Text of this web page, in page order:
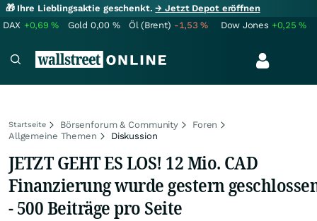
🎁 Ihre Lieblingsaktie geschenkt.→ Jetzt Depot eröffnen
DAX +0,69% Gold 0,00 % Öl (Brent) -1,53% Dow Jones +0,25%
Startseite Börsenforum & Community
Foren
Allgemeine Themen
Diskussion
JETZT GEHT ES LOS! 12 Mio. CAD
Finanzierung wurde gestern
- 500 Beiträge pro Seite